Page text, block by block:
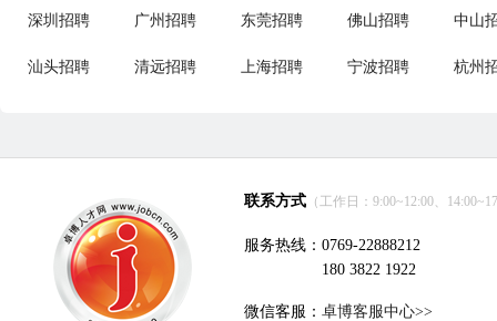
深圳招聘 广州招聘 东莞招聘 佛山招聘 中山
汕头招聘 清远招聘 上海招聘 宁波招聘 杭州
联系方式 （工作日：9:00~12:00、
服务热线：0769-22888212
180 3822 1922
微信客服： 卓博客服中心>>